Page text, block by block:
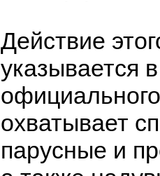
Действие
указывается
охватывает
парусные и